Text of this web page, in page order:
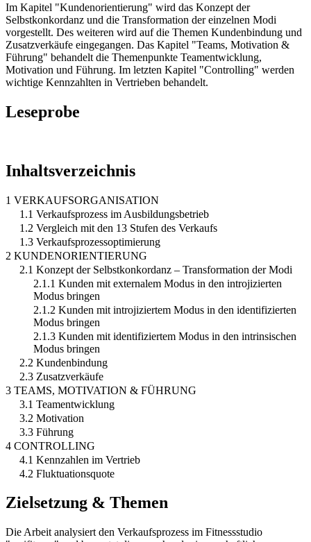
Im Kapitel "Kundenorientierung" wird das Konzept der
Selbstkonkordanz und die Transformation der einzelnen Modi
vorgestellt. Des weiteren wird auf die Themen Kundenbindung und
Zusatzverkäufe eingegangen. Das Kapitel "Teams, Motivation &
Führung" behandelt die Themenpunkte Teamentwicklung,
Motivation und Führung. Im letzten Kapitel "Controlling" werden
wichtige Kennzahlten in Vertrieben behandelt.
Leseprobe
Inhaltsverzeichnis
1 VERKAUFSORGANISATION
1.1 Verkaufsprozess im Ausbildungsbetrieb
1.2 Vergleich mit den 13 Stufen des Verkaufs
1.3 Verkaufsprozessoptimierung
2 KUNDENORIENTIERUNG
2.1 Konzept der Selbstkonkordanz – Transformation der Modi
2.1.1 Kunden mit externalem Modus in den introjizierten
Modus bringen
2.1.2 Kunden mit introjiziertem Modus in den identifizierten
Modus bringen
2.1.3 Kunden mit identifiziertem Modus in den intrinsischen
Modus bringen
2.2 Kundenbindung
2.3 Zusatzverkäufe
3 TEAMS, MOTIVATION & FÜHRUNG
3.1 Teamentwicklung
3.2 Motivation
3.3 Führung
4 CONTROLLING
4.1 Kennzahlen im Vertrieb
4.2 Fluktuationsquote
Zielsetzung & Themen
Die Arbeit analysiert den Verkaufsprozess im Fitnessstudio